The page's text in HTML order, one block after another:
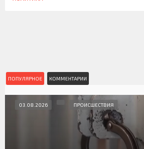
ПОПУЛЯРНОЕ КОММЕНТАРИИ
03.08.2026 ПРОИСШЕСТВИЯ